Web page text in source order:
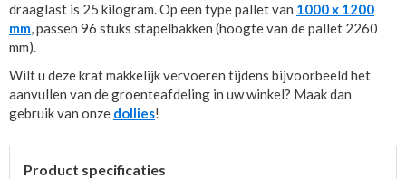
draaglast is 25 kilogram. Op een type pallet van 1000 x 1200
mm, passen 96 stuks stapelbakken (hoogte van de pallet 2260
mm).
Wilt u deze krat makkelijk vervoeren tijdens bijvoorbeeld het
aanvullen van de groenteafdeling in uw winkel? Maak dan
gebruik van onze dollies!
Product specificaties